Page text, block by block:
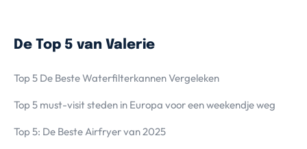
De Top 5 van Valerie
Top 5 De Beste Waterfilterkannen Vergeleken
Top 5 must-visit steden in Europa voor een weekendje weg
Top 5: De Beste Airfryer van 2025